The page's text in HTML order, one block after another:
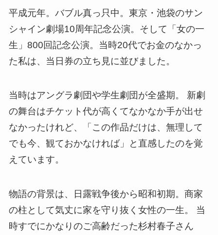
平成元年。バブル真っ只中。東京・池袋のサン
シャイン劇場10周年記念公演。そして「女の一
生」800回記念公演。当時20代でお金のなかっ
た私は、当日券の立ち見に並びました。
当時はアングラ劇団や学生劇団が全盛期。 新劇
の舞台はチケット代が高くてなかなか手が出せ
なかったけれど、「この作品だけは、無理して
でも今、観ておかなければ」と直感したのを覚
えています。
物語の背景は、日露戦争後から昭和初期。商家
の柱として気丈に家を守り抜く女性の一生。 当
時すでにかなりのご高齢だった杉村春子さん